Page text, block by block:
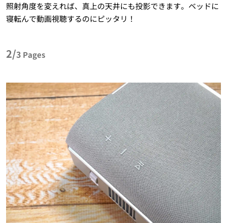
照射角度を変えれば、真上の天井にも投影できます。ベッドに
寝転んで動画視聴するのにピッタリ！
2/3 Pages